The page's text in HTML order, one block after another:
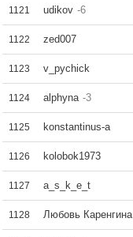
1121 udikov -6
1122 zed007
1123 v_pychick
1124 alphyna -3
1125 konstantinus-a
1126 kolobok1973
1127 a_s_k_e_t
1128 Любовь Каренгина